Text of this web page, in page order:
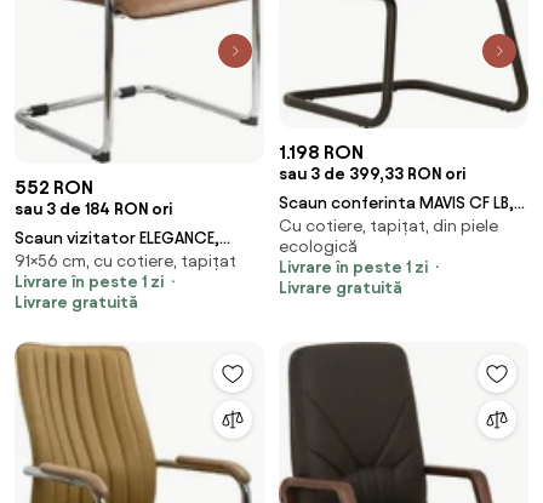
552 RON
sau 3 de 184 RON ori
Scaun vizitator ELEGANCE,
cadru cromat, piele ecologica,
Maro
91×56 cm, cu cotiere, tapițat
Livrare în peste 1 zi
Livrare gratuită
1.198 RON
sau 3 de 399,33 RON ori
Scaun conferinta MAVIS CF LB,
Negru piele ecologica
Cu cotiere, tapițat, din piele
ecologică
Livrare în peste 1 zi
Livrare gratuită